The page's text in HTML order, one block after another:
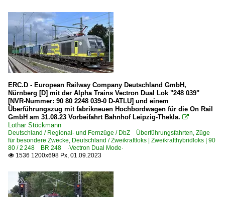
ERC.D - European Railway Company Deutschland GmbH,
Nürnberg [D] mit der Alpha Trains Vectron Dual Lok "248 039"
[NVR-Nummer: 90 80 2248 039-0 D-ATLU] und einem
Überführungszug mit fabrikneuen Hochbordwagen für die On Rail
GmbH am 31.08.23 Vorbeifahrt Bahnhof Leipzig-Thekla. 
Lothar Stöckmann
Deutschland / Regional- und Fernzüge / DbZ Überführungsfahrten, Züge
für besondere Zwecke, Deutschland / Zweikraftloks | Zweikrafthybridloks | 90
80 / 2 248 BR 248 ·Vectron Dual Mode·
 1536 1200x698 Px, 01.09.2023